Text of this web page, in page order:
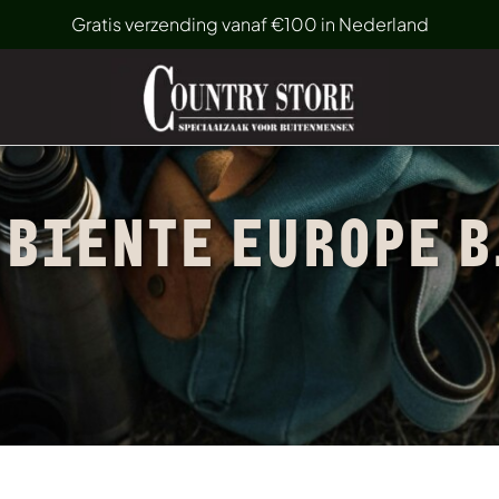
Gratis verzending vanaf €100 in Nederland
EUROPE